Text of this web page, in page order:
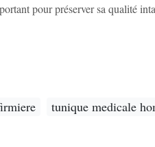
pour préserver sa qualité
tunique medicale